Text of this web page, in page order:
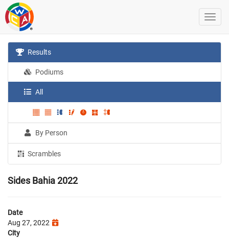
Results
Podiums
All
By Person
Scrambles
Sides Bahia 2022
Date
Aug 27, 2022
City